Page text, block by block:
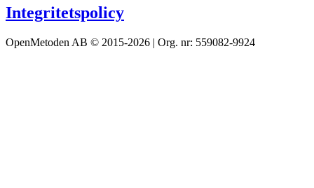
Integritetspolicy
OpenMetoden AB © 2015-2026 | Org. nr: 559082-9924